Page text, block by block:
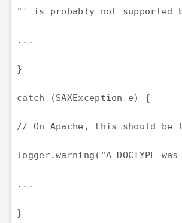
"' is probably not supported
...
}
catch (SAXException e) {
// On Apache, this should be
logger.warning("A DOCTYPE
...
}